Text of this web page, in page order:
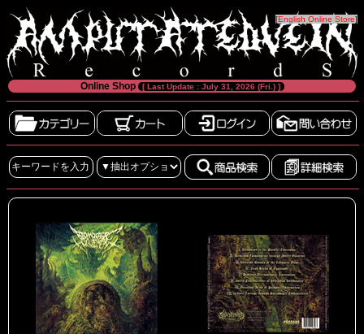
[English Online Store]
Online Shop [ Last Update : July 31, 2026 (Fri.) ]